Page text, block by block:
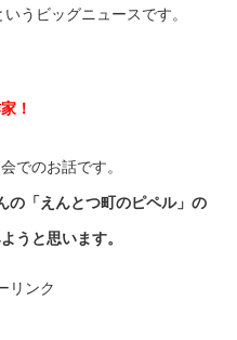
うビッグニュースです。
！
でのお話です。
の「えんとつ町のピペル」の
うと思います。
リンク